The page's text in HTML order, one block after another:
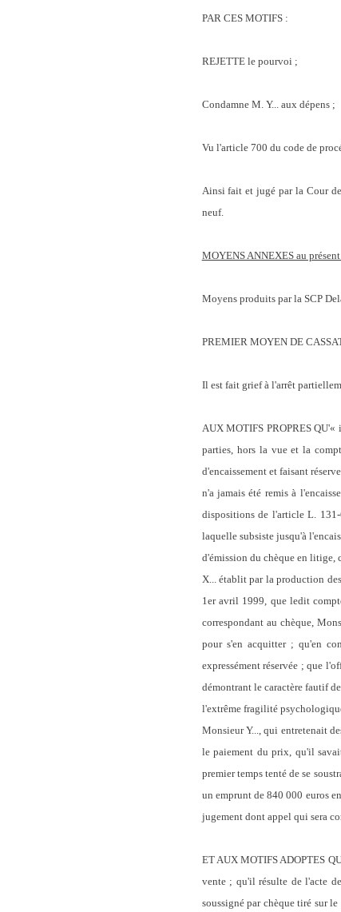
PAR CES MOTIFS :
REJETTE le pourvoi ;
Condamne M. Y... aux dépens ;
Vu l'article 700 du code de
Ainsi fait et jugé par la Cour
neuf.
MOYENS ANNEXES au
Moyens produits par la SCP
PREMIER MOYEN DE
Il est fait grief à l'arrêt
AUX MOTIFS PROPRES
parties, hors la vue et la
d'encaissement et faisant
n'a jamais été remis à
dispositions de l'article L.
laquelle subsiste jusqu'à
d'émission du chèque en
X... établit par la production
1er avril 1999, que ledit
correspondant au chèque,
pour s'en acquitter ; qu'en
expressément réservée ; que
démontrant le caractère fautif
l'extrême fragilité
Monsieur Y..., qui entretenait
le paiement du prix, qu'il
premier temps tenté de se
un emprunt de 840 000 euros
jugement dont appel qui sera
ET AUX MOTIFS ADOPTES
vente ; qu'il résulte de l'acte
soussigné par chèque tiré sur